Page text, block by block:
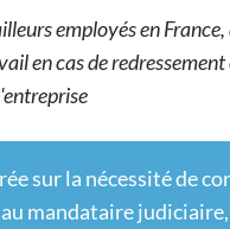
employés en
en cas de
sur la nécessité de
mandataire